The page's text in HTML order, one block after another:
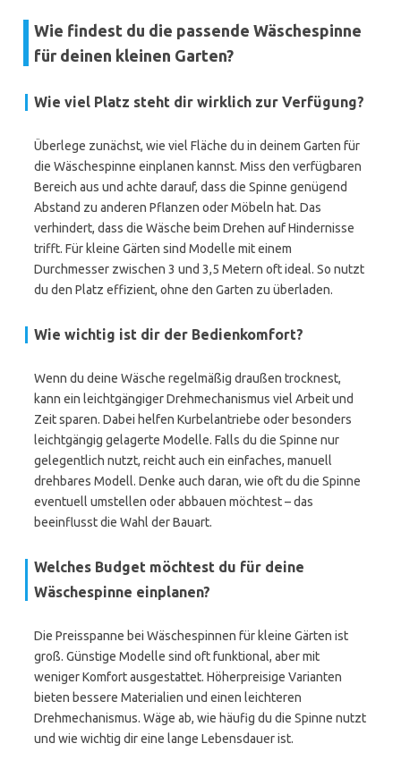
Wie findest du die passende Wäschespinne
für deinen kleinen Garten?
Wie viel Platz steht dir wirklich zur Verfügung?
Überlege zunächst, wie viel Fläche du in deinem Garten für
die Wäschespinne einplanen kannst. Miss den verfügbaren
Bereich aus und achte darauf, dass die Spinne genügend
Abstand zu anderen Pflanzen oder Möbeln hat. Das
verhindert, dass die Wäsche beim Drehen auf Hindernisse
trifft. Für kleine Gärten sind Modelle mit einem
Durchmesser zwischen 3 und 3,5 Metern oft ideal. So nutzt
du den Platz effizient, ohne den Garten zu überladen.
Wie wichtig ist dir der Bedienkomfort?
Wenn du deine Wäsche regelmäßig draußen trocknest,
kann ein leichtgängiger Drehmechanismus viel Arbeit und
Zeit sparen. Dabei helfen Kurbelantriebe oder besonders
leichtgängig gelagerte Modelle. Falls du die Spinne nur
gelegentlich nutzt, reicht auch ein einfaches, manuell
drehbares Modell. Denke auch daran, wie oft du die Spinne
eventuell umstellen oder abbauen möchtest – das
beeinflusst die Wahl der Bauart.
Welches Budget möchtest du für deine
Wäschespinne einplanen?
Die Preisspanne bei Wäschespinnen für kleine Gärten ist
groß. Günstige Modelle sind oft funktional, aber mit
weniger Komfort ausgestattet. Höherpreisige Varianten
bieten bessere Materialien und einen leichteren
Drehmechanismus. Wäge ab, wie häufig du die Spinne nutzt
und wie wichtig dir eine lange Lebensdauer ist.